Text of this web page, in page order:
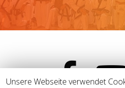
facebook
Unsere Webseite verwendet